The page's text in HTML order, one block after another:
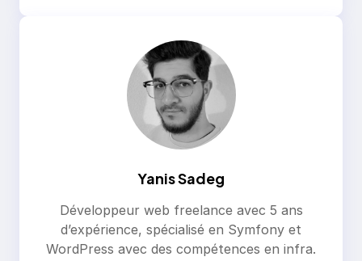
Yanis Sadeg
Développeur web freelance avec 5 ans
d’expérience, spécialisé en Symfony et
WordPress avec des compétences en infra.